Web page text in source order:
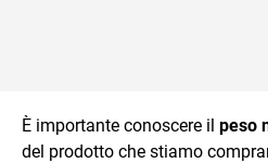
È importante conoscere il peso
del prodotto che stiamo